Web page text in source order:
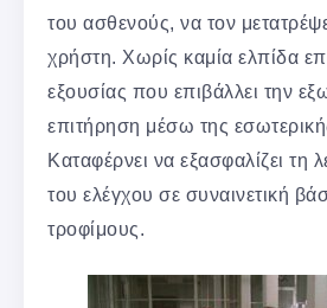
του ασθενούς, να τον
χρήστη. Χωρίς καμία ελπίδα
εξουσίας που επιβάλλει την
επιτήρηση μέσω της
Καταφέρνει να εξασφαλίζει τη
του ελέγχου σε συναινετική
τροφίμους.